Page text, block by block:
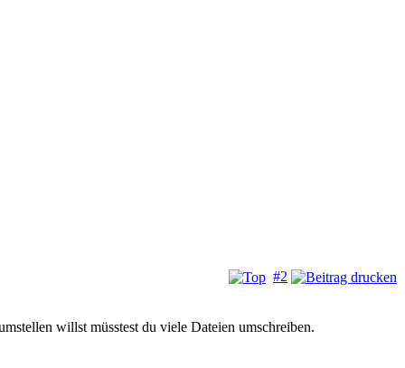
#2
willst müsstest du viele Dateien umschreiben.